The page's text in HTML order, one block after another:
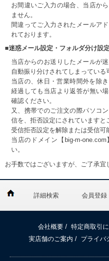
お間違いご入力の場合、当店か
ません。
間違ってご入力されたメールア
れております。
■迷惑メール設定・フォルダ分け設定
当店からのお送りしたメールが
自動振り分けされてしまっている
当店の、休日・営業時間外を除
経過しても当店より返答が無い
確認ください。
又、携帯でのご注文の際パソコ
信を、拒否設定にされていますと
受信拒否設定を解除または受信可
当店のドメイン【big-m-
い。
お手数ではございますが、ご了承宜
詳細検索 会員登録
会社概要 / 特定商取引
実店舗のご案内 / プライバ